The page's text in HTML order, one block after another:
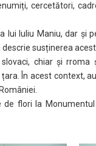
cercetători,
lui Iuliu Maniu, dar și
susținerea
chiar și
În acest context,
de flori la